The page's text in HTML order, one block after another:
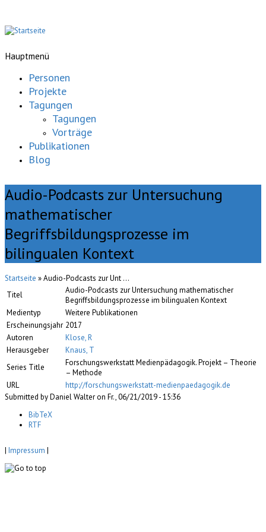
Hauptmenü
Personen
Projekte
Tagungen
Tagungen
Vorträge
Publikationen
Blog
Audio-Podcasts zur Untersuchung
mathematischer
Begriffsbildungsprozesse im
bilingualen Kontext
Startseite » Audio-Podcasts zur Unt ...
Titel
Audio-Podcasts zur Untersuchung mathematischer
Begriffsbildungsprozesse im bilingualen Kontext
Medientyp
Weitere Publikationen
Erscheinungsjahr 2017
Autoren
Klose, R
Herausgeber
Knaus, T
Series Title
Forschungswerkstatt Medienpädagogik. Projekt – Theorie
– Methode
URL
http://forschungswerkstatt-medienpaedagogik.de
Submitted by Daniel Walter on Fr., 06/21/2019 - 15:36
BibTeX
RTF
| Impressum |